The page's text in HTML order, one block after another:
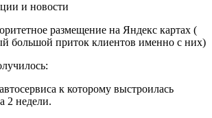
и новости
размещение на Яндекс картах (
большой приток клиентов именно с них)